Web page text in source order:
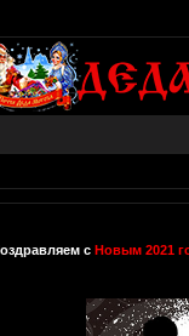
с Новым 2021